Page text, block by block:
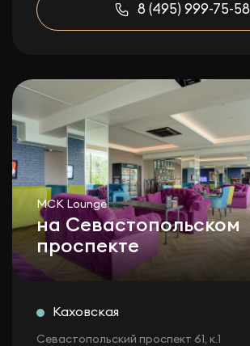
8 (495) 999-75-58
МСК Lounge
на Севастопольском
проспекте
Каховская
Севастопольский проспект 61, к.1